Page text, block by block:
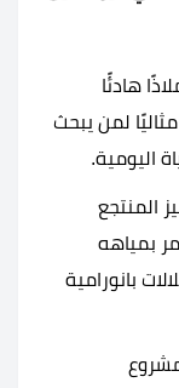
هادئًا
لمن يبحث
اليومية.
المنتجع
بمياهه
بانورامية